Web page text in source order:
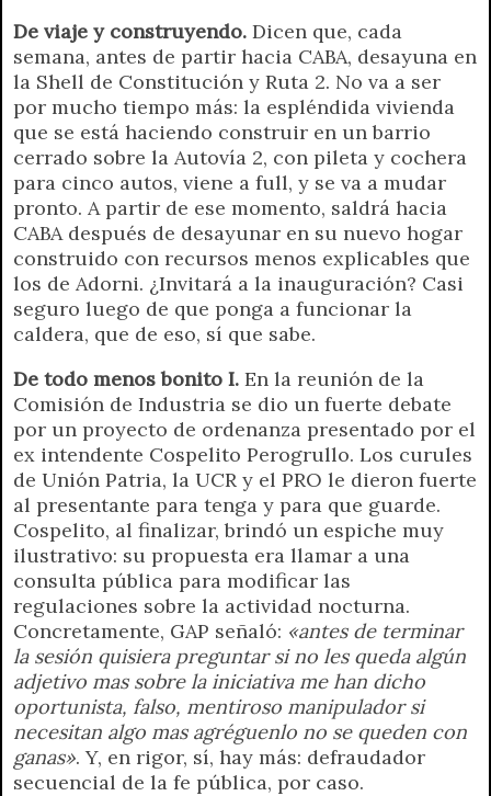
n
d
l
y
De viaje y construyendo. Dicen que, cada
semana, antes de partir hacia CABA, desayuna en
la Shell de Constitución y Ruta 2. No va a ser
por mucho tiempo más: la espléndida vivienda
que se está haciendo construir en un barrio
cerrado sobre la Autovía 2, con pileta y cochera
para cinco autos, viene a full, y se va a mudar
pronto. A partir de ese momento, saldrá hacia
CABA después de desayunar en su nuevo hogar
construido con recursos menos explicables que
los de Adorni. ¿Invitará a la inauguración? Casi
seguro luego de que ponga a funcionar la
caldera, que de eso, sí que sabe.
De todo menos bonito I. En la reunión de la
Comisión de Industria se dio un fuerte debate
por un proyecto de ordenanza presentado por el
ex intendente Cospelito Perogrullo. Los curules
de Unión Patria, la UCR y el PRO le dieron fuerte
al presentante para tenga y para que guarde.
Cospelito, al finalizar, brindó un espiche muy
ilustrativo: su propuesta era llamar a una
consulta pública para modificar las
regulaciones sobre la actividad nocturna.
Concretamente, GAP señaló: «antes de terminar
la sesión quisiera preguntar si no les queda algún
adjetivo mas sobre la iniciativa me han dicho
oportunista, falso, mentiroso manipulador si
necesitan algo mas agréguenlo no se queden con
ganas». Y, en rigor, sí, hay más: defraudador
secuencial de la fe pública, por caso.